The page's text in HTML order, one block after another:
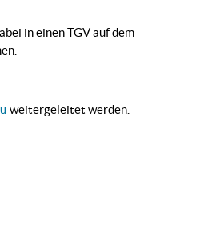
in einen TGV auf dem
weitergeleitet werden.